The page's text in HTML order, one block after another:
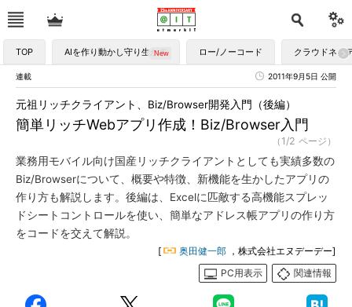
TOP AIを作り動かし守り生かす ロー/ノーコード クラウドネイ
連載 2011年9月5日 公開
簡単リッチWebアプリ作成！Biz/Browser入門
元祖リッチクライアント、Biz/Browser開発入門（後編）
（1/2 ページ）
業務用モバイル向け国産リッチクライアントとしても実績多数の
Biz/Browserについて、概要や特徴、新機能を生かしたアプリの
作り方も解説します。後編は、Excelに匹敵する高機能スプレッ
ドシートコントロールを使い、簡単なアドレス帳アプリの作り方
をコードを交えて解説。
[ 奥田健一郎 ，株式会社エヌデーデー]
PC用表示
関連情報